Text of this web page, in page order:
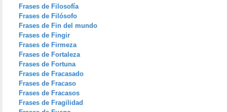
Frases de Filosofía
Frases de Filósofo
Frases de Fin del mundo
Frases de Fingir
Frases de Firmeza
Frases de Fortaleza
Frases de Fortuna
Frases de Fracasado
Frases de Fracaso
Frases de Fracasos
Frases de Fragilidad